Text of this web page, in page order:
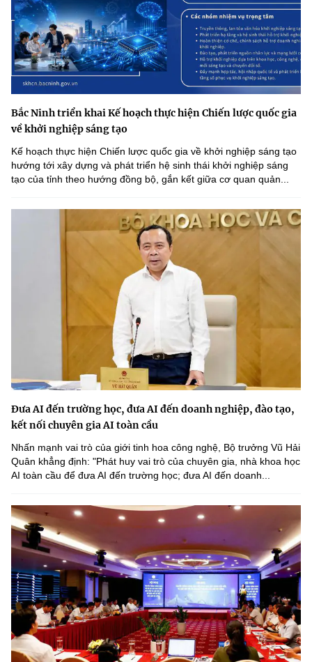
Bắc Ninh triển khai Kế hoạch thực hiện Chiến lược quốc gia
về khởi nghiệp sáng tạo
Kế hoạch thực hiện Chiến lược quốc gia về khởi nghiệp sáng tạo
hướng tới xây dựng và phát triển hệ sinh thái khởi nghiệp sáng
tạo của tỉnh theo hướng đồng bộ, gắn kết giữa cơ quan quản...
Đưa AI đến trường học, đưa AI đến doanh nghiệp, đào tạo,
kết nối chuyên gia AI toàn cầu
Nhấn mạnh vai trò của giới tinh hoa công nghệ, Bộ trưởng Vũ Hải
Quân khẳng định: "Phát huy vai trò của chuyên gia, nhà khoa học
AI toàn cầu để đưa AI đến trường học; đưa AI đến doanh...